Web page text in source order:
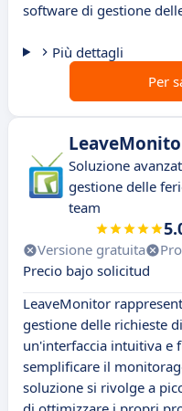
software di gestione
Più dettagli
Per
Soluzione
gestione delle
team
Versione gratuita
Precio bajo solicitud
LeaveMonitor
gestione delle richieste
un'interfaccia intuitiva e
semplificare il
soluzione si rivolge a